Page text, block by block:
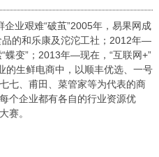
业艰难“破茧”2005年，易果网成
的和乐康及沱沱工社；2012年—
蝶变”；2013年—现在，“互联网+”
的生鲜电商中，以顺丰优选、一号
七、甫田、菜管家等为代表的商
个企业都有各自的行业资源优
赛。